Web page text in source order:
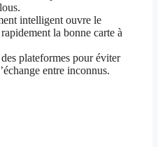
intelligent ouvre le
la bonne carte à
plateformes pour éviter
entre inconnus.